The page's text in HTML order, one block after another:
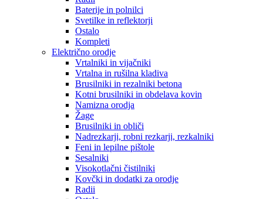
Baterije in polnilci
Svetilke in reflektorji
Ostalo
Kompleti
Električno orodje
Vrtalniki in vijačniki
Vrtalna in rušilna kladiva
Brusilniki in rezalniki betona
Kotni brusilniki in obdelava kovin
Namizna orodja
Žage
Brusilniki in obliči
Nadrezkarji, robni rezkarji, rezkalniki
Feni in lepilne pištole
Sesalniki
Visokotlačni čistilniki
Kovčki in dodatki za orodje
Radii